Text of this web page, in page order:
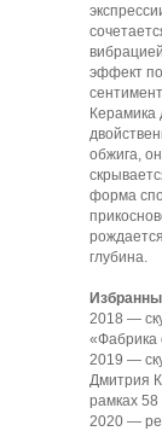
эффект
обжига,
форма
глубина.
2018 —
2019 —
Дмитрия
рамках
2020 —